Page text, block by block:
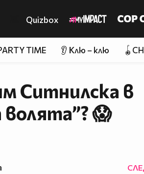
Quizbox
TIME 👂 Клю – клю
Ситнилска в
😱